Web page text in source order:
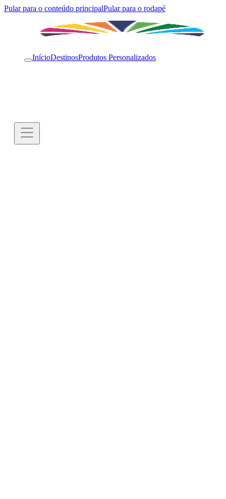
Pular para o conteúdo principalPular para o rodapé
InícioDestinosProdutos Personalizados